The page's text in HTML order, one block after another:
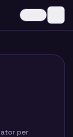
per